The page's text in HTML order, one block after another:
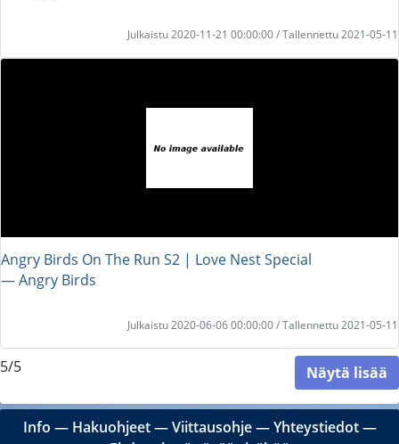
Julkaistu 2020-11-21 00:00:00 / Tallennettu 2021-05-11
Angry Birds On The Run S2 | Love Nest Special
― Angry Birds
Julkaistu 2020-06-06 00:00:00 / Tallennettu 2021-05-11
5/5 Näytä lisää
Info ― Hakuohjeet―Viittausohje―Yhteystiedot―